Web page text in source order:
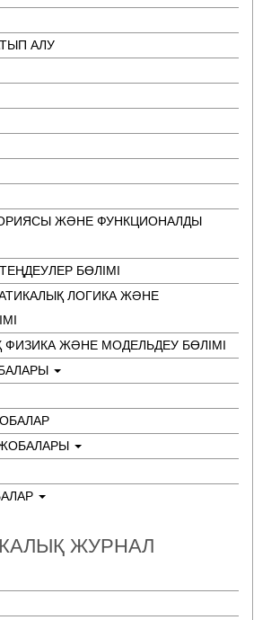
АЛУ
ЖӘНЕ ФУНКЦИОНАЛДЫ
БӨЛІМІ
ЛОГИКА ЖӘНЕ
ЖӘНЕ МОДЕЛЬДЕУ БӨЛІМІ
ЖУРНАЛ